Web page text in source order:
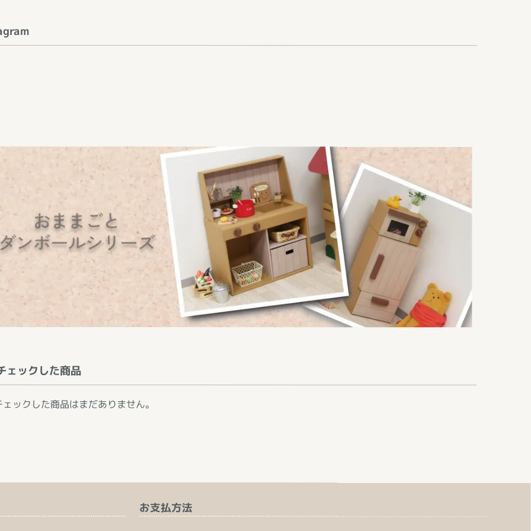
ェックした商品
ックした商品はまだありません。
お支払方法